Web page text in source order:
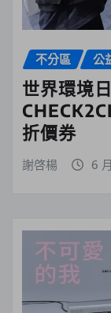
不分區 公
世界環境
折價券
謝啓楊 6